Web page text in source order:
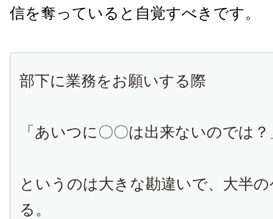
信を奪っていると自覚すべきです。
部下に業務をお願いする際
「あいつに〇〇は出来ないのでは？
というのは大きな勘違いで、大半
る。